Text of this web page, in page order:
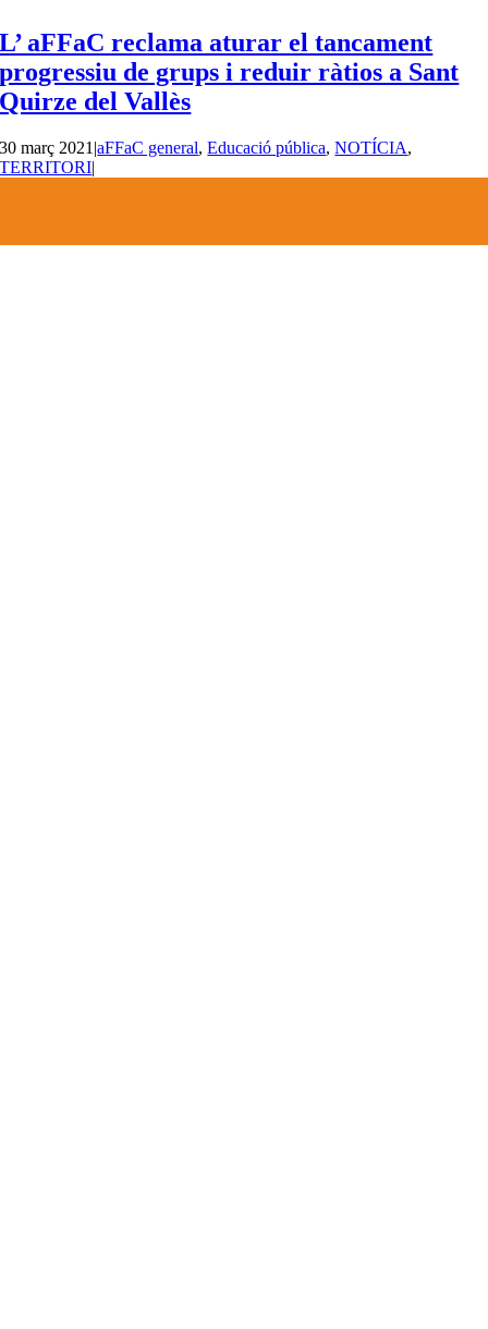
L’ aFFaC reclama aturar el tancament
progressiu de grups i reduir ràtios a Sant
Quirze del Vallès
30 març 2021 |aFFaC general,Educació pública,NOTÍCIA,
TERRITORI|